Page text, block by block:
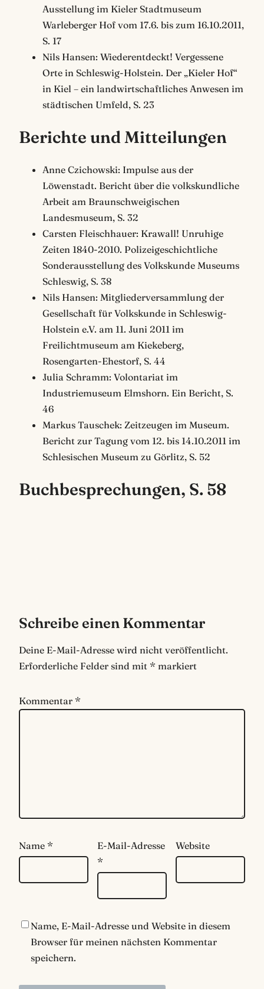
Ausstellung im Kieler Stadtmuseum
Warleberger Hof vom 17.6. bis zum 16.10.2011,
S. 17
Nils Hansen: Wiederentdeckt! Vergessene
Orte in Schleswig-Holstein. Der „Kieler Hof“
in Kiel – ein landwirtschaftliches Anwesen im
städtischen Umfeld, S. 23
Berichte und Mitteilungen
Anne Czichowski: Impulse aus der
Löwenstadt. Bericht über die volkskundliche
Arbeit am Braunschweigischen
Landesmuseum, S. 32
Carsten Fleischhauer: Krawall! Unruhige
Zeiten 1840-2010. Polizeigeschichtliche
Sonderausstellung des Volkskunde Museums
Schleswig, S. 38
Nils Hansen: Mitgliederversammlung der
Gesellschaft für Volkskunde in Schleswig-
Holstein e.V. am 11. Juni 2011 im
Freilichtmuseum am Kiekeberg,
Rosengarten-Ehestorf, S. 44
Julia Schramm: Volontariat im
Industriemuseum Elmshorn. Ein Bericht, S.
46
Markus Tauschek: Zeitzeugen im Museum.
Bericht zur Tagung vom 12. bis 14.10.2011 im
Schlesischen Museum zu Görlitz, S. 52
Buchbesprechungen, S. 58
Schreibe einen Kommentar
Deine E-Mail-Adresse wird nicht veröffentlicht.
Erforderliche Felder sind mit * markiert
Kommentar *
Name *
E-Mail-Adresse
*
Website
Name, E-Mail-Adresse und Website in diesem
Browser für meinen nächsten Kommentar
speichern.